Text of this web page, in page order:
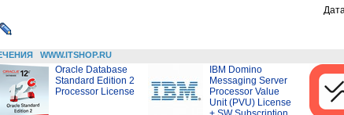
WWW.ITSHOP.RU
Oracle Database
Standard Edition 2
Processor License
IBM Domino
Messaging Server
Processor Value
Unit (PVU) License